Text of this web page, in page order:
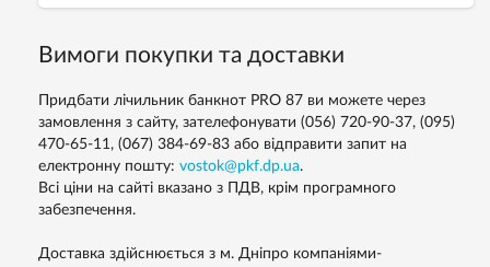
Вимоги покупки та доставки
Придбати лічильник банкнот PRO 87 ви можете через
замовлення з сайту, зателефонувати (056) 720-90-37, (095)
470-65-11, (067) 384-69-83 або відправити запит на
електронну пошту: vostok@pkf.dp.ua.
Всі ціни на сайті вказано з ПДВ, крім програмного
забезпечення.
Доставка здійснюється з м. Дніпро компаніями-